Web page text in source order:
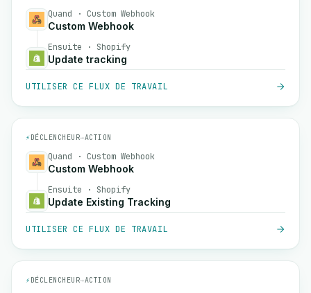
Quand · Custom Webhook
Custom Webhook
Ensuite · Shopify
Update tracking
UTILISER CE FLUX DE TRAVAIL
⚡ DÉCLENCHEUR→ACTION
Quand · Custom Webhook
Custom Webhook
Ensuite · Shopify
Update Existing Tracking
UTILISER CE FLUX DE TRAVAIL
⚡ DÉCLENCHEUR→ACTION